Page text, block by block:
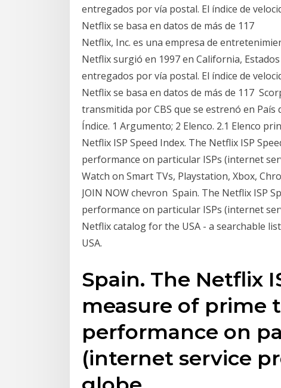
entregados por vía postal. El índice de
Netflix se basa en datos de más de 117
Netflix, Inc. es una empresa de
Netflix surgió en 1997 en California,
entregados por vía postal. El índice de
Netflix se basa en datos de más de 117
transmitida por CBS que se estrenó en País
Índice. 1 Argumento; 2 Elenco. 2.1 Elenco
Netflix ISP Speed Index. The Netflix ISP
performance on particular ISPs (internet
Watch on Smart TVs, Playstation, Xbox,
JOIN NOW chevron Spain. The Netflix ISP
performance on particular ISPs (internet
Netflix catalog for the USA - a searchable
USA.
Spain. The Netflix
measure of prime
performance on
(internet service